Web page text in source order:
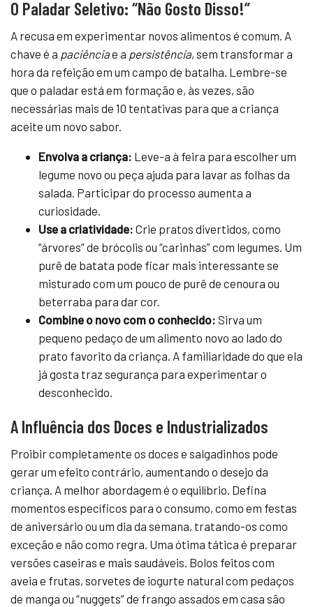
O Paladar Seletivo: “Não Gosto Disso!”
A recusa em experimentar novos alimentos é comum. A
chave é a paciênciae a persistência, sem transformar a
hora da refeição em um campo de batalha. Lembre-se
que o paladar está em formação e, às vezes, são
necessárias mais de 10 tentativas para que a criança
aceite um novo sabor.
Envolva a criança: Leve-a à feira para escolher um
legume novo ou peça ajuda para lavar as folhas da
salada. Participar do processo aumenta a
curiosidade.
Use a criatividade: Crie pratos divertidos, como
“árvores” de brócolis ou “carinhas” com legumes. Um
purê de batata pode ficar mais interessante se
misturado com um pouco de purê de cenoura ou
beterraba para dar cor.
Combine o novo com o conhecido: Sirva um
pequeno pedaço de um alimento novo ao lado do
prato favorito da criança. A familiaridade do que ela
já gosta traz segurança para experimentar o
desconhecido.
A Influência dos Doces e Industrializados
Proibir completamente os doces e salgadinhos pode
gerar um efeito contrário, aumentando o desejo da
criança. A melhor abordagem é o equilíbrio. Defina
momentos específicos para o consumo, como em festas
de aniversário ou um dia da semana, tratando-os como
exceção e não como regra. Uma ótima tática é preparar
versões caseiras e mais saudáveis. Bolos feitos com
aveia e frutas, sorvetes de iogurte natural com pedaços
de manga ou “nuggets” de frango assados em casa são